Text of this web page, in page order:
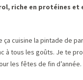
riche en protéines et
cuisine la pintade de
à tous les goûts. Je te
les fêtes de fin d’année.